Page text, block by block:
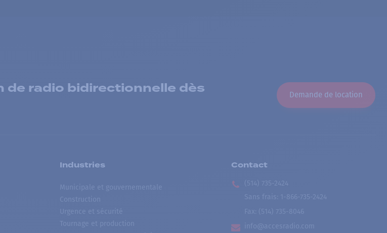
de radio bidirectionnelle dès
Demande de location
Industries
Municipale et gouvernementale
Construction
Urgence et sécurité
Tournage et production
Contact
(514) 735-2424
Sans frais
1-866-735-2424
Fax: (514) 735-8046
info@accesradio.com